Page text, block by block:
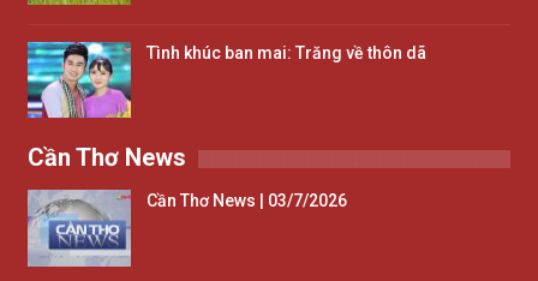
Tình khúc ban mai: Trăng về thôn dã
Cần Thơ News
Cần Thơ News | 03/7/2026